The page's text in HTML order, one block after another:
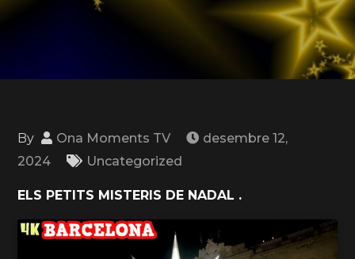
By Ona Moments TV
desembre 12,
2024
Uncategorized
ELS PETITS MISTERIS DE NADAL .